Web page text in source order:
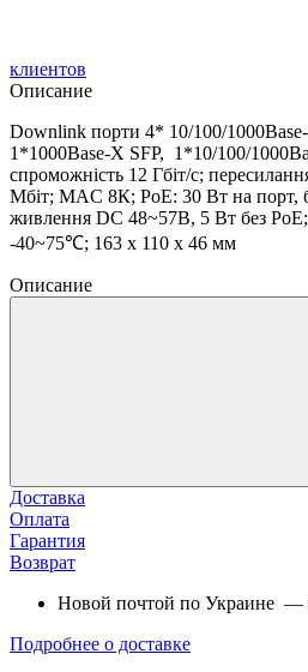
клиентов
Описание
Downlink порти 4* 10/100/
1*1000Base-X SFP, 1*10/100/
спроможність 12 Гбіт/с;
Мбіт; MAC 8К; PoE: 30 Вт на порт,
живлення DC 48~57В, 5 Вт без PoE;
-40~75℃; 163 х 110 х 46 мм
Описание
Доставка
Оплата
Гарантия
Возврат
Новой почтой по Украине —
Подробнее о доставке